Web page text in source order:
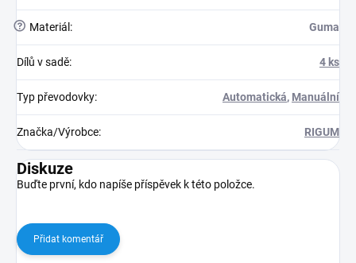
? Materiál : Guma
Dílů v sadě: 4 ks
Typ převodovky: Automatická, Manuální
Značka/Výrobce: RIGUM
Diskuze
Buďte první, kdo napíše příspěvek k této položce.
Přidat komentář